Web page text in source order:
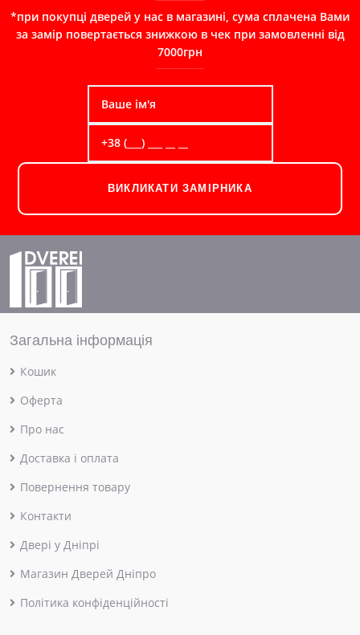
*при покупці дверей у нас в магазині, сума сплачена Вами
за замір повертається знижкою в чек при замовленні від
7000грн
ВИКЛИКАТИ ЗАМІРНИКА
Загальна інформація
Кошик
Оферта
Про нас
Доставка і оплата
Повернення товару
Контакти
Двері у Дніпрі
Магазин Дверей Дніпро
Політика конфіденційності